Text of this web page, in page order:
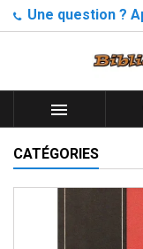
Une question ?

CATÉGORIES